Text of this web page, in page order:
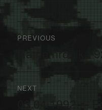
Navigacija
članaka
PREVIOUS
Ratna hronika
NEXT
03.04.1992. –